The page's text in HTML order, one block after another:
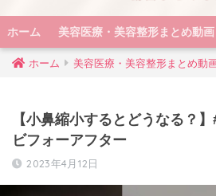
ホーム 美容医療・美容整形まとめ動画
ホーム 美容医療・美容整形まとめ動
【小鼻縮小するとどうなる？
ビフォーアフター
2023年4月12日